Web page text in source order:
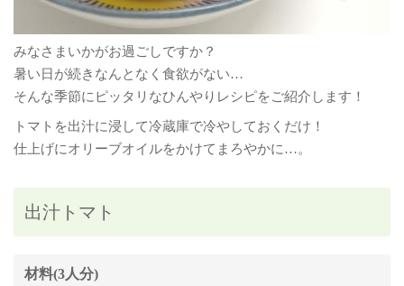
みなさまいかがお過ごしですか？
暑い日が続きなんとなく食欲がない…
そんな季節にピッタリなひんやりレシピをご紹介します！
トマトを出汁に浸して冷蔵庫で冷やしておくだけ！
仕上げにオリーブオイルをかけてまろやかに…。
出汁トマト
材料(3人分)